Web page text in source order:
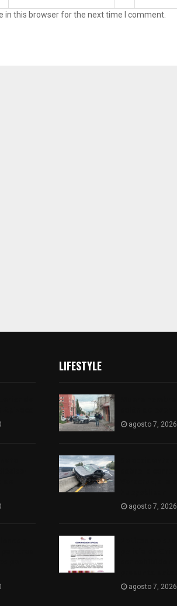
in this browser for the next time I comment.
LIFESTYLE
agosto 7, 2026
agosto 7, 2026
agosto 7, 2026